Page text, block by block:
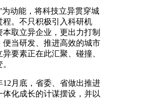
动能，将科技立异贯穿城
程。不只积极引入科研机
本取立异企业，更出力打制
便当研发、推进高效的城市
要素正在此汇聚、碰撞、
月底，省委、省做出推进
体化成长的计谋摆设，并以